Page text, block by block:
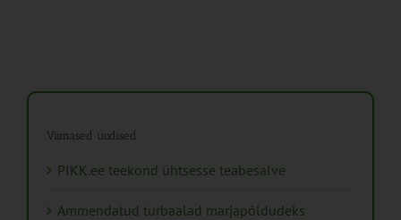
Viimased uudised
PIKK.ee teekond ühtsesse teabesalve
Ammendatud turbaalad marjapõldudeks